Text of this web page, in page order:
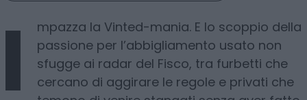
I
mpazza la Vinted-mania. E lo scoppio della
passione per l’abbigliamento usato non
sfugge ai radar del Fisco, tra furbetti che
cercano di aggirare le regole e privati che